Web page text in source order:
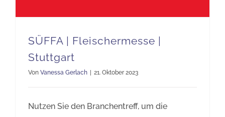
SÜFFA | Fleischermesse |
Stuttgart
Von Vanessa Gerlach | 21. Oktober 2023
Nutzen Sie den Branchentreff, um die